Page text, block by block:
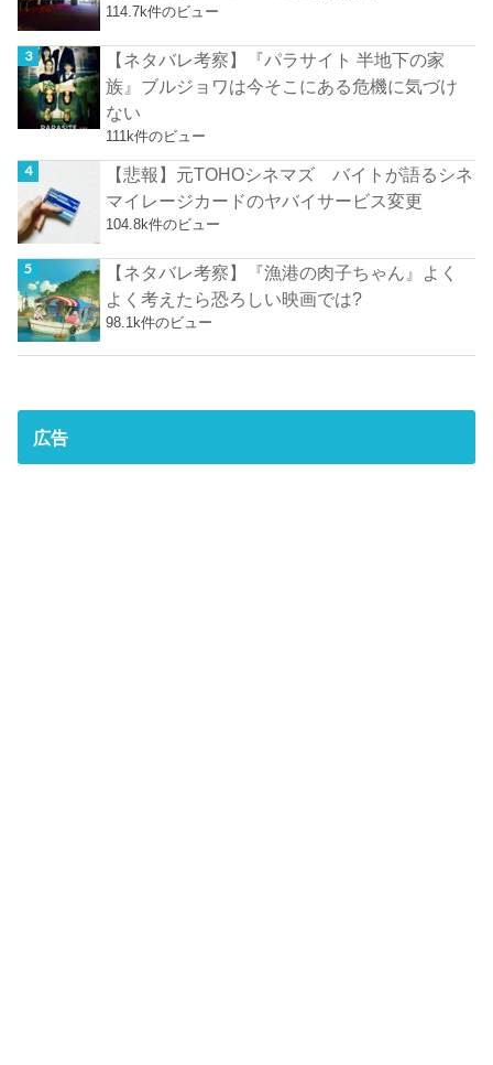
114.7k件のビュー
【ネタバレ考察】『パラサイト 半地下の家
族』ブルジョワは今そこにある危機に気づけ
ない
111k件のビュー
【悲報】元TOHOシネマズ バイトが語るシネ
マイレージカードのヤバイサービス変更
104.8k件のビュー
【ネタバレ考察】『漁港の肉子ちゃん』よく
よく考えたら恐ろしい映画では?
98.1k件のビュー
広告